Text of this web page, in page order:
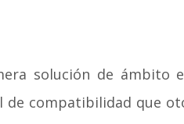
solución de ámbito
de compatibilidad que